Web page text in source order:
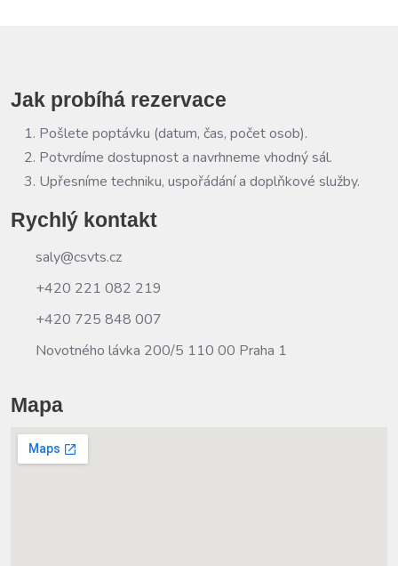
Jak probíhá rezervace
Pošlete poptávku (datum, čas, počet osob).
Potvrdíme dostupnost a navrhneme vhodný sál.
Upřesníme techniku, uspořádání a doplňkové služby.
Rychlý kontakt
saly@csvts.cz
+420 221 082 219
+420 725 848 007
Novotného lávka 200/5 110 00 Praha 1
Mapa